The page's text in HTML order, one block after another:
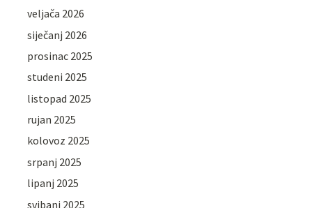
veljača 2026
siječanj 2026
prosinac 2025
studeni 2025
listopad 2025
rujan 2025
kolovoz 2025
srpanj 2025
lipanj 2025
svibanj 2025